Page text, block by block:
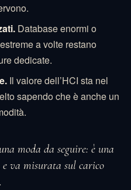
Database enormi o
a volte restano
dedicate.
Il valore dell’HCI sta nel
sapendo che è anche un
moda da seguire: è una
va misurata sul carico